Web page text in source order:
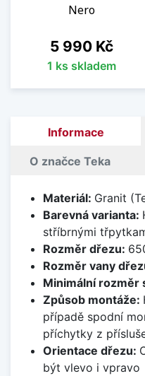
Nero
Cena
5 990 Kč
1 ks skladem
Informace
O značce Teka
Materiál: Granit
Barevná varianta:
stříbrnými
Rozměr dřezu:
Rozměr vany
Minimální rozměr
Způsob montáže:
případě spodní
příchytky z
Orientace dřezu:
být vlevo i vpravo